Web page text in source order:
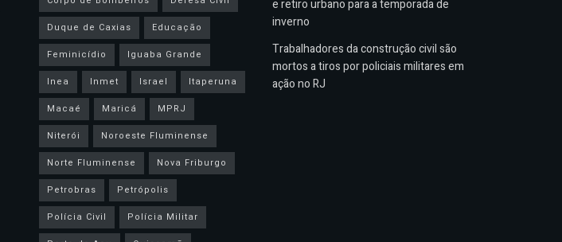
Duque de Caxias
Educação
Feminicídio
Iguaba Grande
Inea
Inmet Israel
Itaperuna
Macaé
Maricá
MPRJ
Niterói
Noroeste Fluminense
Norte Fluminense
Nova Friburgo
Petrobras
Petrópolis
Polícia Civil
Polícia Militar
e retiro urbano para a temporada de
inverno
Trabalhadores da construção civil são
mortos a tiros por policiais militares em
ação no RJ